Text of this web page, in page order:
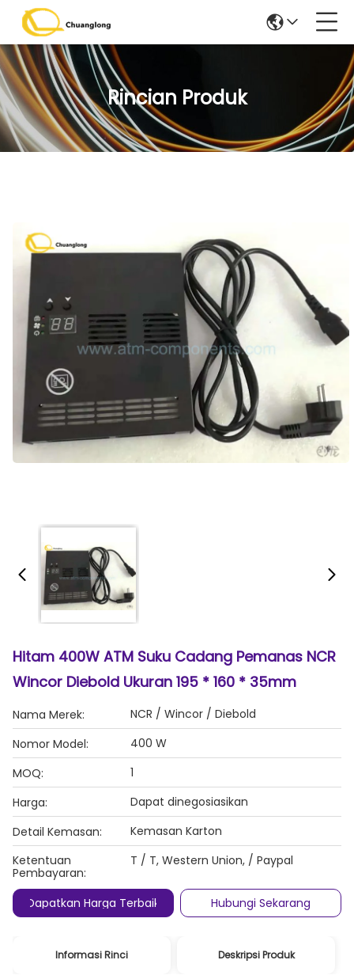
Rincian Produk
Hitam 400W ATM Suku Cadang Pemanas NCR
Wincor Diebold Ukuran 195 * 160 * 35mm
Nama Merek:
NCR / Wincor / Diebold
Nomor Model:
400 W
MOQ:
1
Harga:
Dapat dinegosiasikan
Detail Kemasan:
Kemasan Karton
Ketentuan
Pembayaran:
T / T, Western Union, / Paypal
Dapatkan Harga Terbaik Hubungi Sekarang
Informasi Rinci Deskripsi Produk